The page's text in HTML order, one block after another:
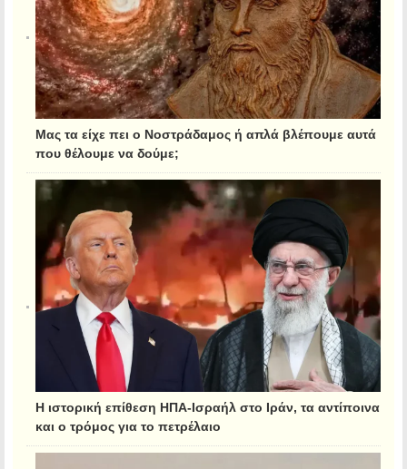
Μας τα είχε πει ο Νοστράδαμος ή απλά βλέπουμε αυτά
που θέλουμε να δούμε;
Η ιστορική επίθεση ΗΠΑ-Ισραήλ στο Ιράν, τα αντίποινα
και ο τρόμος για το πετρέλαιο